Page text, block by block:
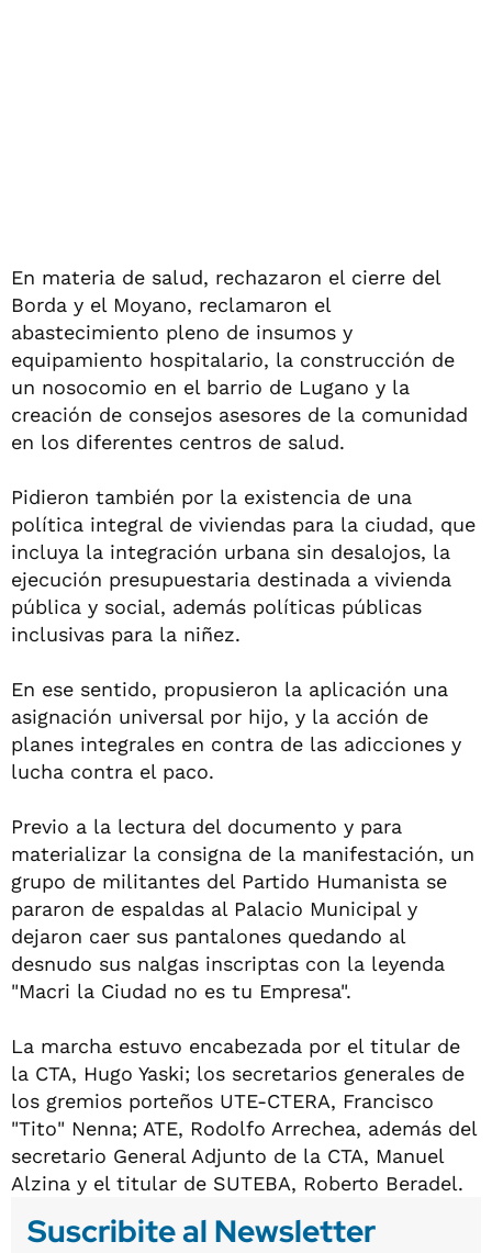
En materia de salud, rechazaron el cierre del
Borda y el Moyano, reclamaron el
abastecimiento pleno de insumos y
equipamiento hospitalario, la construcción de
un nosocomio en el barrio de Lugano y la
creación de consejos asesores de la comunidad
en los diferentes centros de salud.
Pidieron también por la existencia de una
política integral de viviendas para la ciudad, que
incluya la integración urbana sin desalojos, la
ejecución presupuestaria destinada a vivienda
pública y social, además políticas públicas
inclusivas para la niñez.
En ese sentido, propusieron la aplicación una
asignación universal por hijo, y la acción de
planes integrales en contra de las adicciones y
lucha contra el paco.
Previo a la lectura del documento y para
materializar la consigna de la manifestación, un
grupo de militantes del Partido Humanista se
pararon de espaldas al Palacio Municipal y
dejaron caer sus pantalones quedando al
desnudo sus nalgas inscriptas con la leyenda
"Macri la Ciudad no es tu Empresa".
La marcha estuvo encabezada por el titular de
la CTA, Hugo Yaski; los secretarios generales de
los gremios porteños UTE-CTERA, Francisco
"Tito" Nenna; ATE, Rodolfo Arrechea, además del
secretario General Adjunto de la CTA, Manuel
Alzina y el titular de SUTEBA, Roberto Beradel.
Suscribite al Newsletter